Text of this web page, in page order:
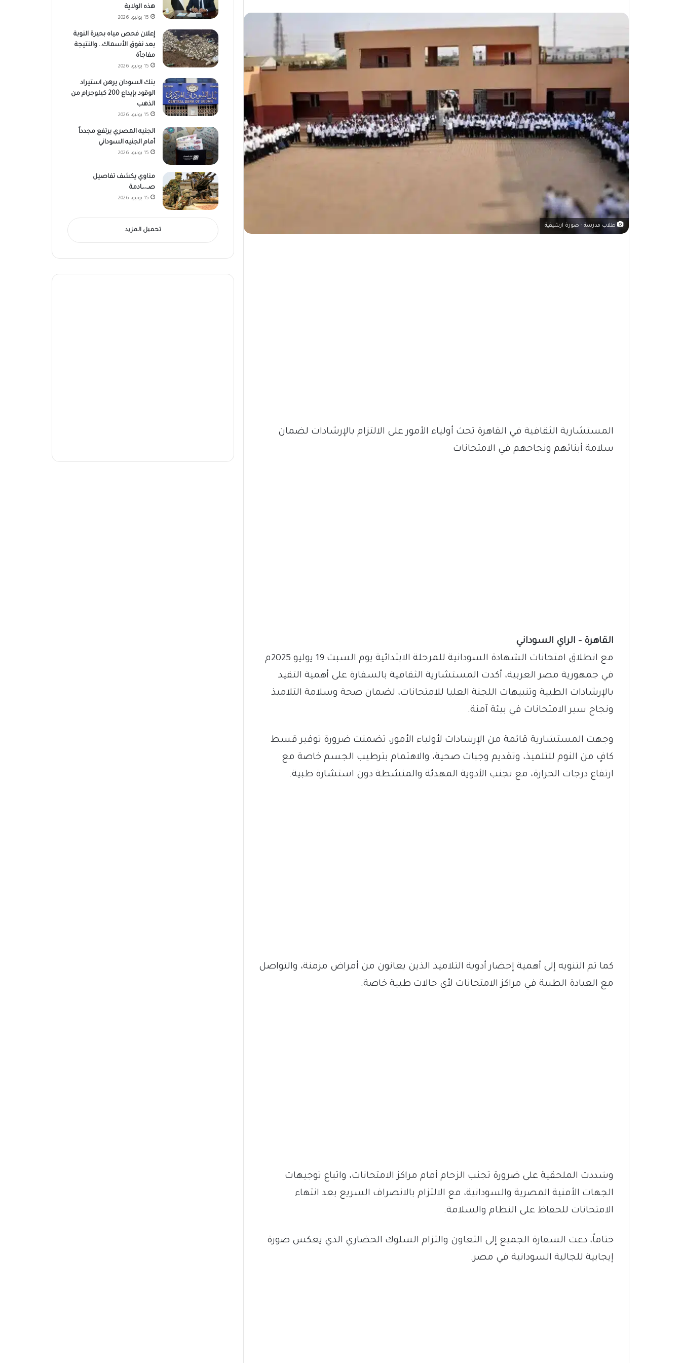
طلاب مدرسة - صورة ارشيفية
المستشارية الثقافية في القاهرة تحث أولياء الأمور على الالتزام بالإرشادات لضمان
سلامة أبنائهم ونجاحهم في الامتحانات
القاهرة – الراي السوداني
مع انطلاق امتحانات الشهادة السودانية للمرحلة الابتدائية يوم السبت 19 يوليو 2025م
في جمهورية مصر العربية، أكدت المستشارية الثقافية بالسفارة على أهمية التقيد
بالإرشادات الطبية وتنبيهات اللجنة العليا للامتحانات، لضمان صحة وسلامة التلاميذ
ونجاح سير الامتحانات في بيئة آمنة.
وجهت المستشارية قائمة من الإرشادات لأولياء الأمور، تضمنت ضرورة توفير قسط
كافٍ من النوم للتلميذ، وتقديم وجبات صحية، والاهتمام بترطيب الجسم خاصة مع
ارتفاع درجات الحرارة، مع تجنب الأدوية المهدئة والمنشطة دون استشارة طبية.
كما تم التنويه إلى أهمية إحضار أدوية التلاميذ الذين يعانون من أمراض مزمنة، والتواصل
مع العيادة الطبية في مراكز الامتحانات لأي حالات طبية خاصة.
وشددت الملحقية على ضرورة تجنب الزحام أمام مراكز الامتحانات، واتباع توجيهات
الجهات الأمنية المصرية والسودانية، مع الالتزام بالانصراف السريع بعد انتهاء
الامتحانات للحفاظ على النظام والسلامة.
ختاماً، دعت السفارة الجميع إلى التعاون والتزام السلوك الحضاري الذي يعكس صورة
إيجابية للجالية السودانية في مصر.
هذه الولاية
15 يونيو، 2026
إعلان فحص مياه بحيرة النوبة
بعد نفوق الأسماك.. والنتيجة
مفاجأة
15 يونيو، 2026
بنك السودان يرهن استيراد
الوقود بإيداع 200 كيلوجرام من
الذهب
15 يونيو، 2026
الجنيه المصري يرتفع مجدداً
أمام الجنيه السوداني
15 يونيو، 2026
مناوي يكشف تفاصيل
صـ،،ـادمة
15 يونيو، 2026
تحميل المزيد